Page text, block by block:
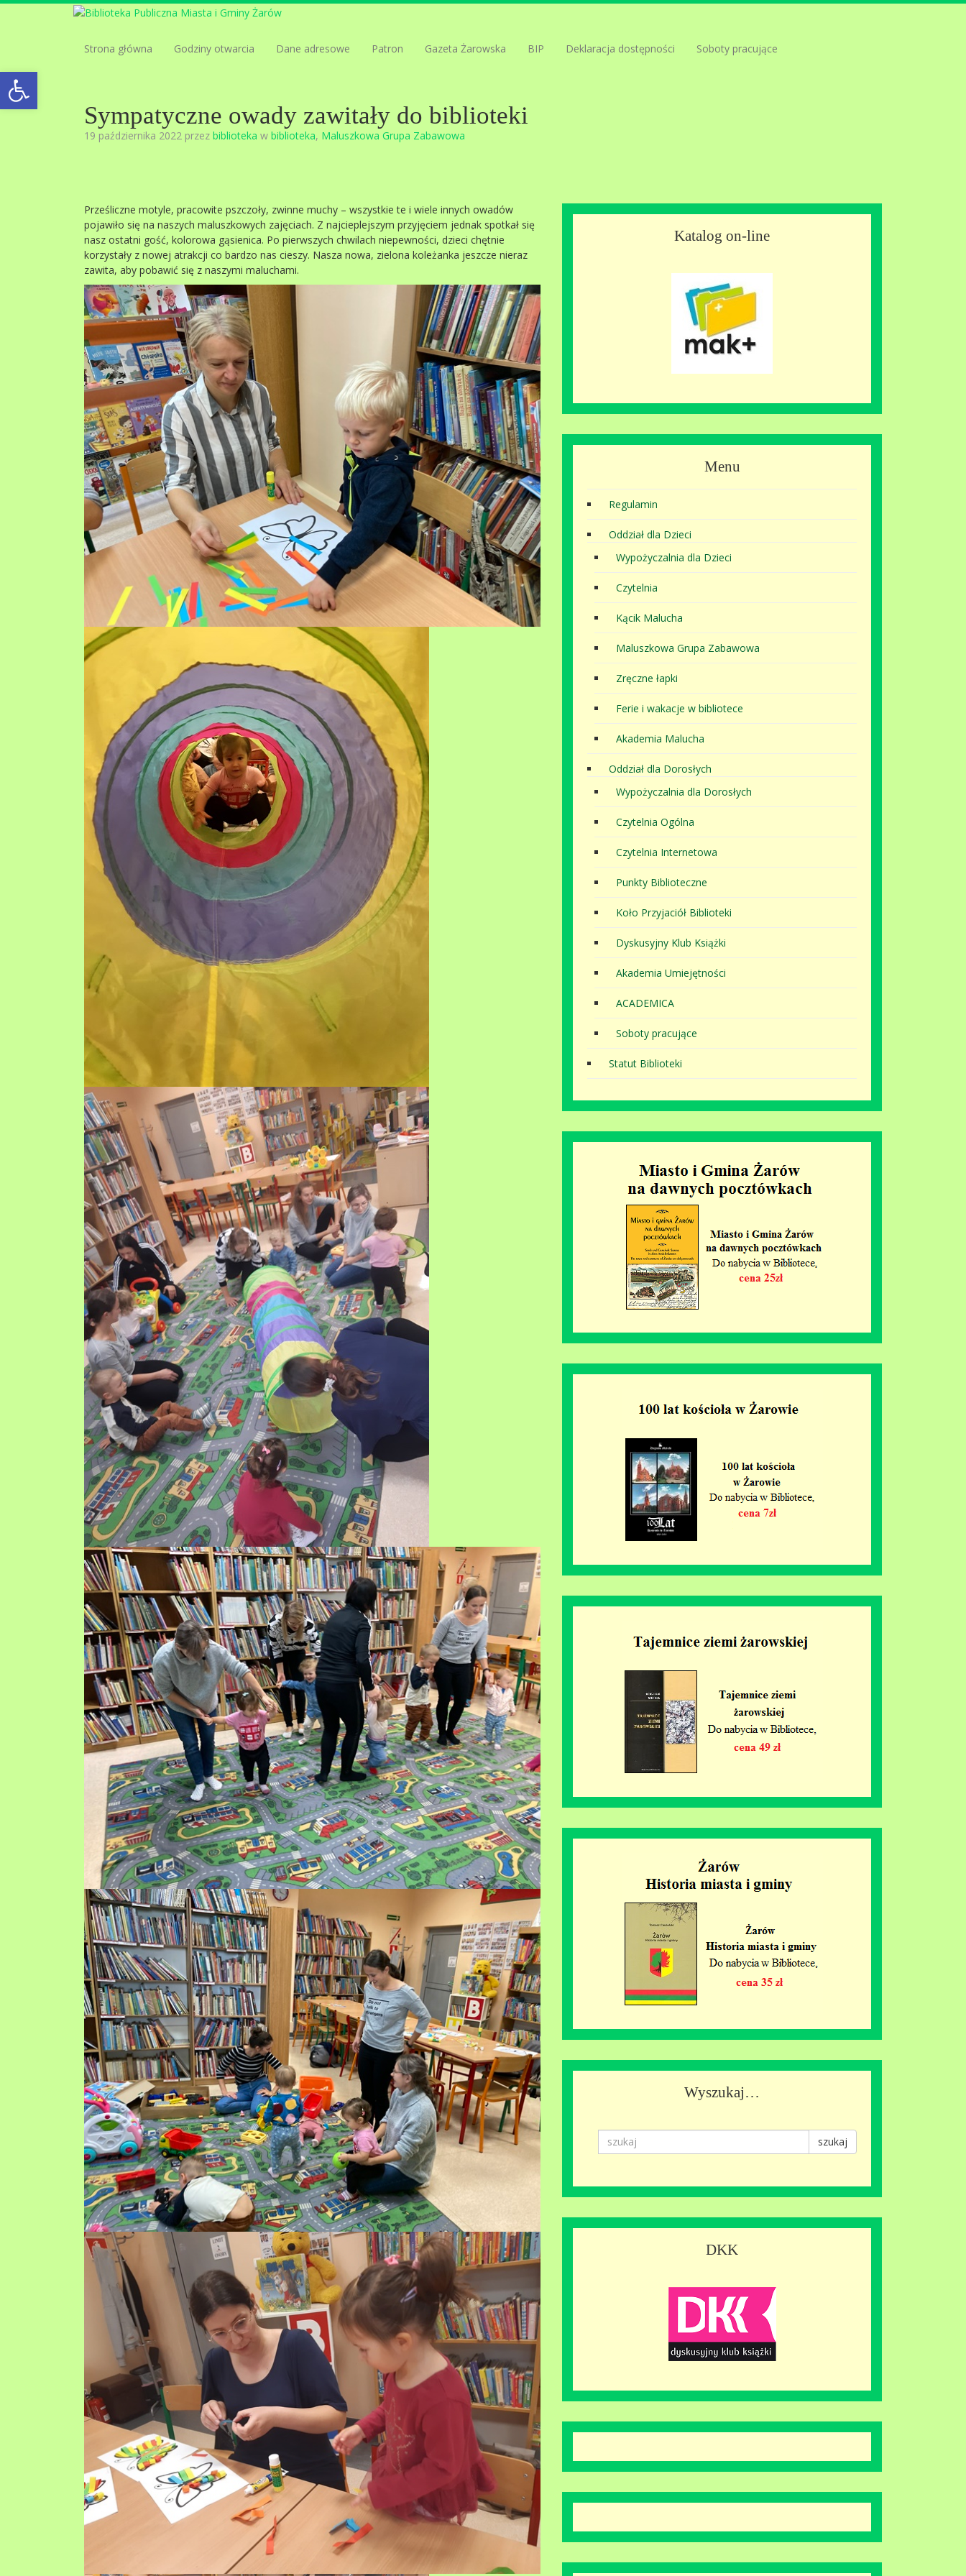
Open toolbar
Strona główna Godziny otwarcia Dane adresowe Patron Gazeta Żarowska BIP Deklaracja dostępności Soboty pracujące
Sympatyczne owady zawitały do biblioteki
19 października 2022 przez biblioteka w biblioteka, Maluszkowa Grupa Zabawowa
Prześliczne motyle, pracowite pszczoły, zwinne muchy – wszystkie te i wiele innych owadów
pojawiło się na naszych maluszkowych zajęciach. Z najcieplejszym przyjęciem jednak spotkał się
nasz ostatni gość, kolorowa gąsienica. Po pierwszych chwilach niepewności, dzieci chętnie
korzystały z nowej atrakcji co bardzo nas cieszy. Nasza nowa, zielona koleżanka jeszcze nieraz
zawita, aby pobawić się z naszymi maluchami.
Katalog on-line
Menu
Regulamin
Oddział dla Dzieci
Wypożyczalnia dla Dzieci
Czytelnia
Kącik Malucha
Maluszkowa Grupa Zabawowa
Zręczne łapki
Ferie i wakacje w bibliotece
Akademia Malucha
Oddział dla Dorosłych
Wypożyczalnia dla Dorosłych
Czytelnia Ogólna
Czytelnia Internetowa
Punkty Biblioteczne
Koło Przyjaciół Biblioteki
Dyskusyjny Klub Książki
Akademia Umiejętności
ACADEMICA
Soboty pracujące
Statut Biblioteki
Wyszukaj…
szukaj
DKK